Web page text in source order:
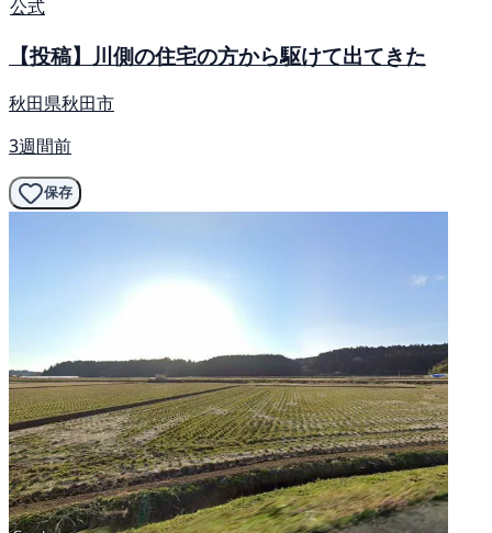
公式
【投稿】川側の住宅の方から駆けて出てきた
秋田県秋田市
3週間前
保存